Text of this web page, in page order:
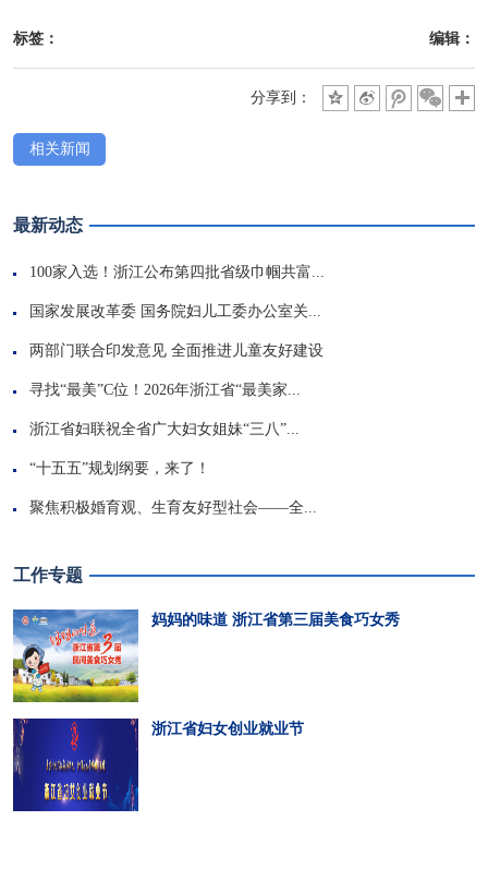
标签： 编辑：
分享到：
相关新闻
最新动态
100家入选！浙江公布第四批省级巾帼共富...
国家发展改革委 国务院妇儿工委办公室关...
两部门联合印发意见 全面推进儿童友好建设
寻找“最美”C位！2026年浙江省“最美家...
浙江省妇联祝全省广大妇女姐妹“三八”...
“十五五”规划纲要，来了！
聚焦积极婚育观、生育友好型社会——全...
工作专题
妈妈的味道 浙江省第三届美食巧女秀
浙江省妇女创业就业节